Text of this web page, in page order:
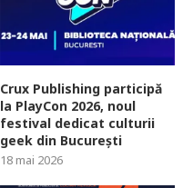
Crux Publishing participă
la PlayCon 2026, noul
festival dedicat culturii
geek din București
18 mai 2026